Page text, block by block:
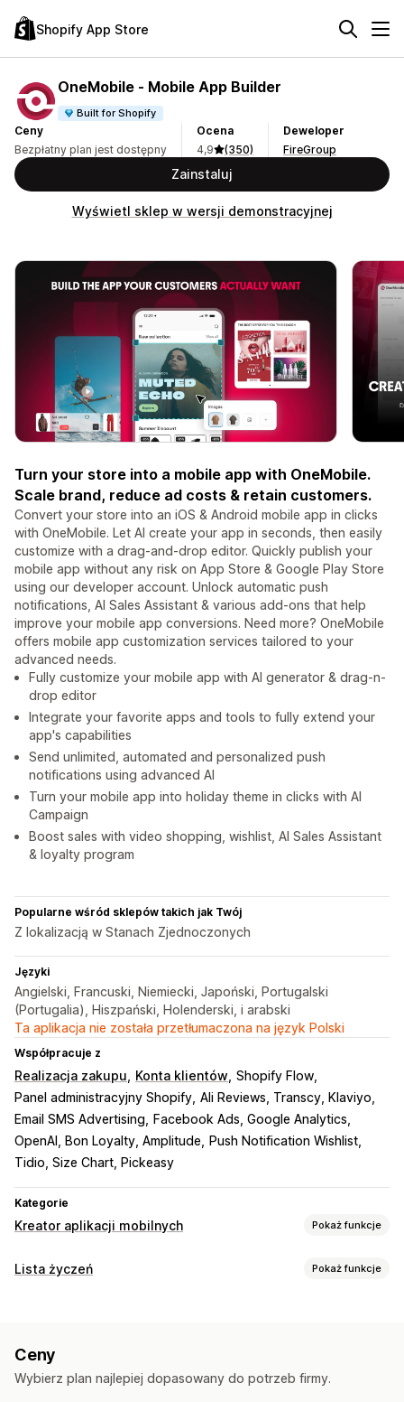
Shopify App Store
OneMobile ‑ Mobile App Builder
Built for Shopify
Ceny
Bezpłatny plan jest dostępny
Ocena
4,9
(350)
Deweloper
FireGroup
Zainstaluj
Wyświetl sklep w wersji demonstracyjnej
Turn your store into a mobile app with OneMobile.
Scale brand, reduce ad costs & retain customers.
Convert your store into an iOS & Android mobile app in clicks
with OneMobile. Let AI create your app in seconds, then easily
customize with a drag-and-drop editor. Quickly publish your
mobile app without any risk on App Store & Google Play Store
using our developer account. Unlock automatic push
notifications, AI Sales Assistant & various add-ons that help
improve your mobile app conversions. Need more? OneMobile
offers mobile app customization services tailored to your
advanced needs.
Fully customize your mobile app with AI generator & drag-n-
drop editor
Integrate your favorite apps and tools to fully extend your
app's capabilities
Send unlimited, automated and personalized push
notifications using advanced AI
Turn your mobile app into holiday theme in clicks with AI
Campaign
Boost sales with video shopping, wishlist, AI Sales Assistant
& loyalty program
Popularne wśród sklepów takich jak Twój
Z lokalizacją w Stanach Zjednoczonych
Języki
Angielski, Francuski, Niemiecki, Japoński, Portugalski
(Portugalia), Hiszpański, Holenderski, i arabski
Ta aplikacja nie została przetłumaczona na język Polski
Współpracuje z
Realizacja zakupu Konta klientów Shopify Flow
Panel administracyjny Shopify Ali Reviews, Transcy, Klaviyo
Email SMS Advertising
Facebook Ads, Google Analytics
OpenAI, Bon Loyalty, Amplitude
Push Notification Wishlist
Tidio, Size Chart, Pickeasy
Kategorie
Kreator aplikacji mobilnych Pokaż funkcje
Dostosowanie
Wielojęzyczne
Synchronizacja w czasie rzeczywistym
Lista życzeń Pokaż funkcje
Zapisywanie na później
Ceny
Wybierz plan najlepiej dopasowany do potrzeb firmy.